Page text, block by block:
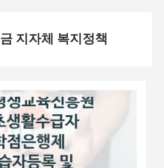
지자체 복지정책